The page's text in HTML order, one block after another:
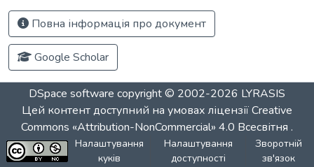
Повна інформація про документ
Google Scholar
DSpace software copyright © 2002-2026 LYRASIS
Цей контент доступний на умовах ліцензіїCreative
Commons «Attribution-NonCommercial» 4.0 Всесвітня .
Налаштування
куків
Налаштування
доступності
Зворотній
зв'язок